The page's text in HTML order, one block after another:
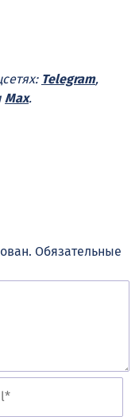
Telegram,
Max.
Обязательные